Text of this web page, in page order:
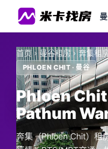
首页›曼谷租房›奔集租房
PHLOEN CHIT · 曼谷
Phloen Chit
Pathum
奔集（Phloen Chit）租